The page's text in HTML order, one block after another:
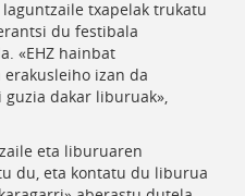
txapelak trukatu
du festibala
«EHZ hainbat
izan da
dakar liburuak»,
eta liburuaren
du, eta kontatu du liburua